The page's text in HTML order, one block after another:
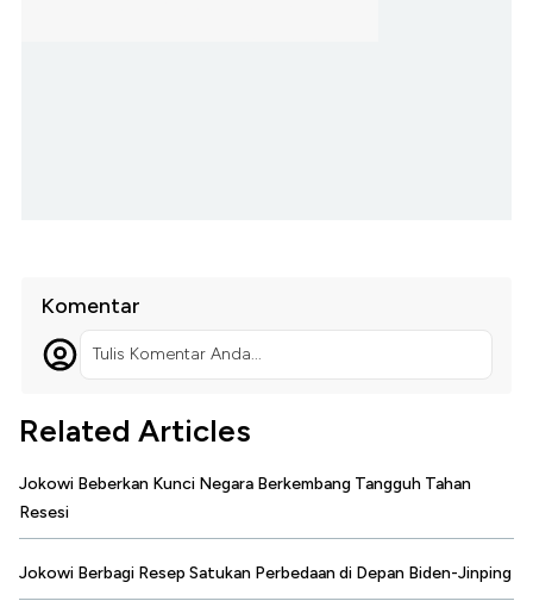
Komentar
Tulis Komentar Anda...
Related Articles
Jokowi Beberkan Kunci Negara Berkembang Tangguh Tahan
Resesi
Jokowi Berbagi Resep Satukan Perbedaan di Depan Biden-Jinping